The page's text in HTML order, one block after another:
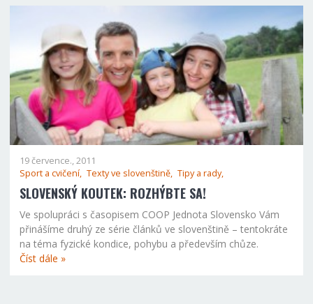
19 července., 2011
Sport a cvičení, Texty ve slovenštině, Tipy a rady,
SLOVENSKÝ KOUTEK: ROZHÝBTE SA!
Ve spolupráci s časopisem COOP Jednota Slovensko Vám
přinášíme druhý ze série článků ve slovenštině – tentokráte
na téma fyzické kondice, pohybu a především chůze.
Číst dále »